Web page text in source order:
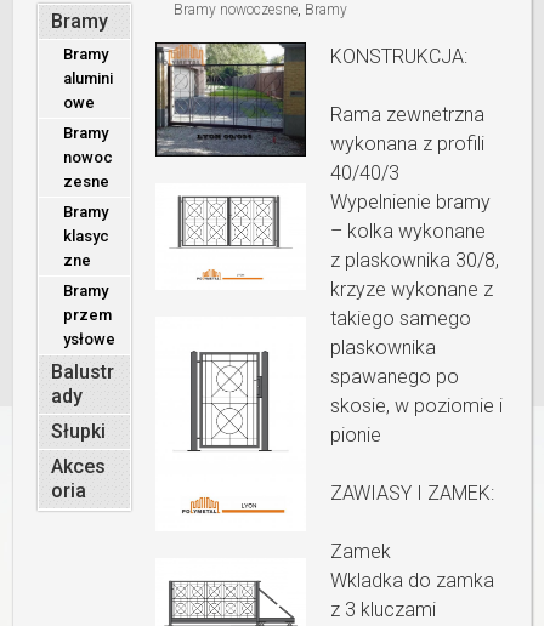
Bramy nowoczesne, Bramy
KONSTRUKCJA:
Rama zewnetrzna
wykonana z profili
40/40/3
Wypelnienie bramy
– kolka wykonane
z plaskownika 30/8,
krzyze wykonane z
takiego samego
plaskownika
spawanego po
skosie, w poziomie i
pionie
ZAWIASY I ZAMEK:
Zamek
Wkladka do zamka
z 3 kluczami
Bramy
Bramy
alumini
owe
Bramy
nowoc
zesne
Bramy
klasyc
zne
Bramy
przem
ysłowe
Balustr
ady
Słupki
Akces
oria